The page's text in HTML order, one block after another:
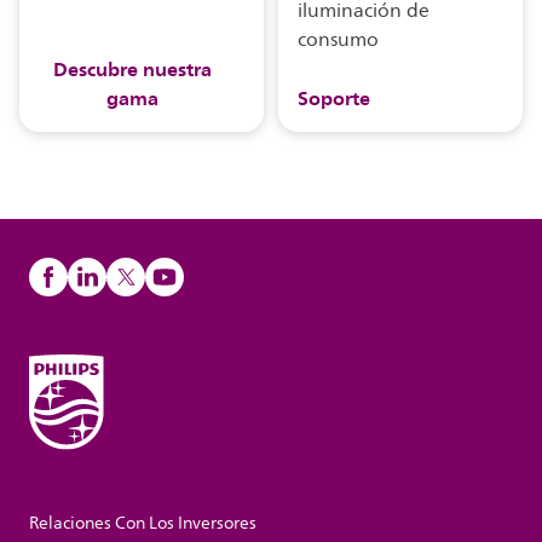
Descubre nuestra
gama
iluminación de
consumo
Soporte
Relaciones Con Los Inversores